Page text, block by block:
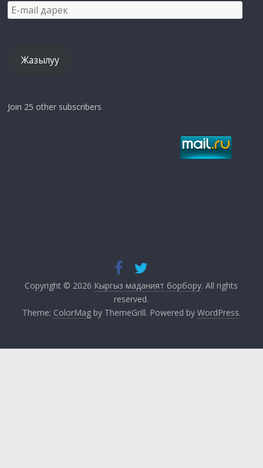
E-
mail
Жазылуу
Join 25 other subscribers
Copyright © 2026 Кыргыз маданият борбору. All rights
reserved.
Theme: ColorMagby ThemeGrill. Powered by WordPress.